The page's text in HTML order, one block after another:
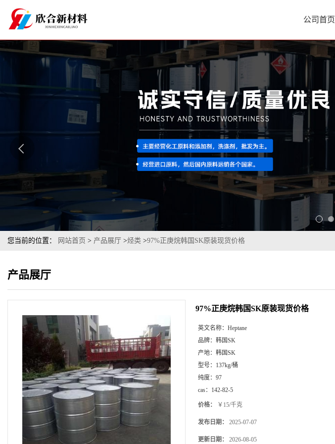
公司首页
您当前的位置： 网站首页 > 产品展厅 >烃类 >97%正庚烷韩国SK原装现货价格
产品展厅
97%正庚烷韩国SK原装现货价格
英文名称： Heptane
品牌： 韩国SK
产地： 韩国SK
型号： 137kg/桶
纯度： 97
cas： 142-82-5
价格： ￥15/千克
发布日期： 2025-07-07
更新日期： 2026-08-05